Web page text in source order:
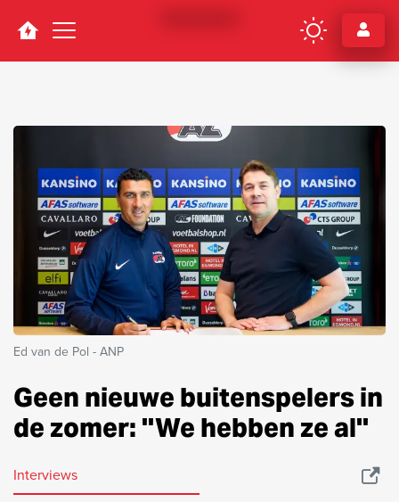
Navigation
Ed van de Pol - ANP
Geen nieuwe buitenspelers in
de zomer: ''We hebben ze al''
Interviews